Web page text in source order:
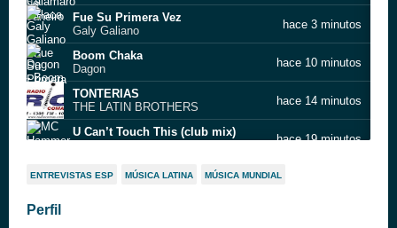
Fue Su Primera Vez
Galy Galiano
hace 3 minutos
Boom Chaka
Dagon
hace 10 minutos
TONTERIAS
THE LATIN BROTHERS
hace 14 minutos
U Can’t Touch This (club mix)
hace 19 minutos
Apriétala
hace 23 minutos
ENTREVISTAS ESP MÚSICA LATINA MÚSICA MUNDIAL
Perfil